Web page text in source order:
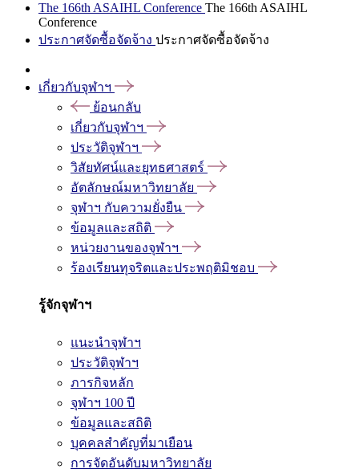
The 166th ASAIHL Conference The 166th ASAIHL
Conference
ประกาศจัดซื้อจัดจ้าง ประกาศจัดซื้อจัดจ้าง
เกี่ยวกับจุฬาฯ
ย้อนกลับ
เกี่ยวกับจุฬาฯ
ประวัติจุฬาฯ
วิสัยทัศน์และยุทธศาสตร์
อัตลักษณ์มหาวิทยาลัย
จุฬาฯ กับความยั่งยืน
ข้อมูลและสถิติ
หน่วยงานของจุฬาฯ
ร้องเรียนทุจริตและประพฤติมิชอบ
รู้จักจุฬาฯ
แนะนำจุฬาฯ
ประวัติจุฬาฯ
ภารกิจหลัก
จุฬาฯ 100 ปี
ข้อมูลและสถิติ
บุคคลสำคัญที่มาเยือน
การจัดอันดับมหาวิทยาลัย